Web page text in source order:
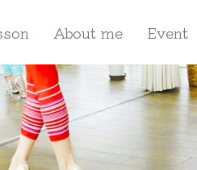
About me Event